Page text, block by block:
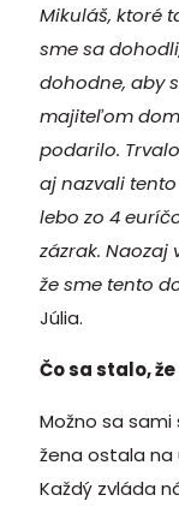
Mikuláš, ktoré
sme sa
dohodne, aby
majiteľom
podarilo.
aj nazvali
lebo zo 4
zázrak. Naozaj
že sme tento
Júlia.
Čo sa stalo,
Možno sa
žena ostala
Každý zvláda